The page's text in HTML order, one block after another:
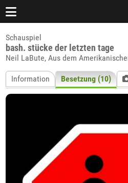
Schauspiel
bash. stücke der letzten tage
Neil LaBute, Aus dem
Information Besetzung (10)